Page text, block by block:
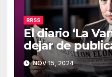
RRSS
El diario ‘La
dejar de
(Twitter)
NOV 15, 2024